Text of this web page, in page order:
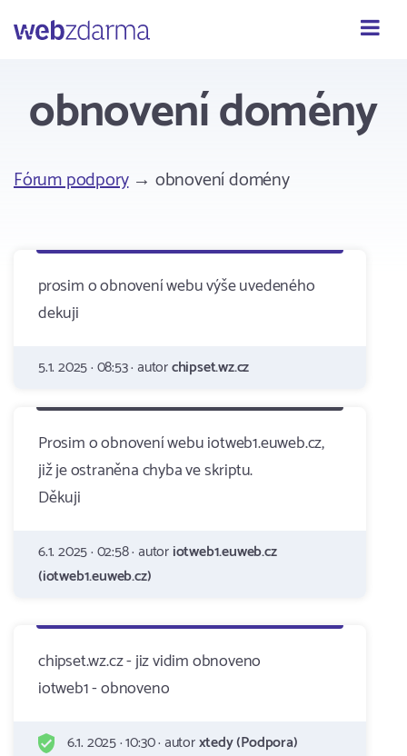
Webzdarma
obnovení domény
Fórum podpory→ obnovení domény
prosim o obnovení webu výše uvedeného
dekuji
5.1. 2025 · 08:53 · autorchipset.wz.cz
Prosim o obnovení webu iotweb1.euweb.cz,
již je ostraněna chyba ve skriptu.
Děkuji
6.1. 2025 · 02:58 · autoriotweb1.euweb.cz
(iotweb1.euweb.cz)
chipset.wz.cz - jiz vidim obnoveno
iotweb1 - obnoveno
6.1. 2025 · 10:30 · autorxtedy (Podpora)